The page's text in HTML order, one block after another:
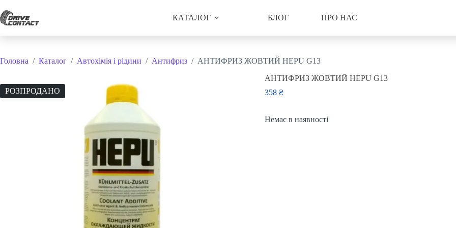
до
вмісту
КАТАЛОГ БЛОГ ПРО НАС
Головна / Каталог / Автохімія і рідини / Антифриз / АНТИФРИЗ ЖОВТИЙ HEPU G13
РОЗПРОДАНО
АНТИФРИЗ ЖОВТИЙ HEPU G13
358 ₴
Немає в наявності